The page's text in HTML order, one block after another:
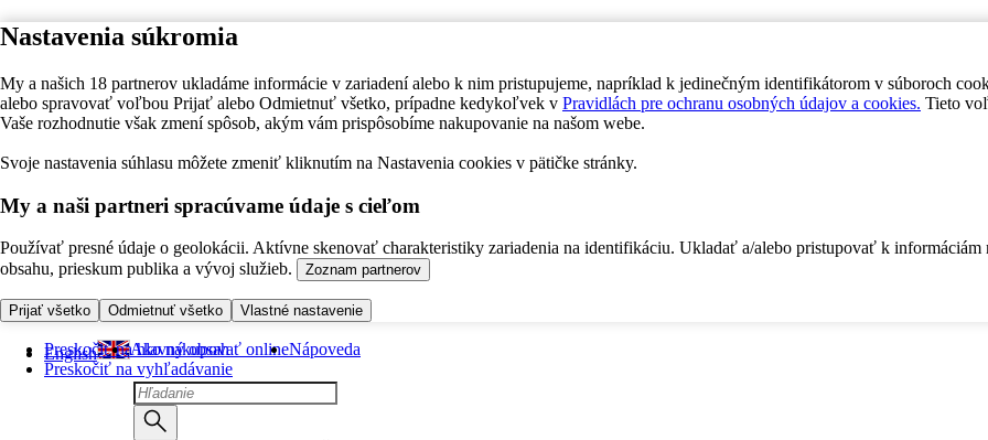
Nastavenia súkromia
My a našich 18 partnerov ukladáme informácie v zariadení alebo k nim pristupujeme, napríklad k jedinečným identifikátorom v súboroch
alebo spravovať voľbou Prijať alebo Odmietnuť všetko, prípadne kedykoľvek v Pravidlách pre ochranu osobných údajov a cookies. Tieto
Vaše rozhodnutie však zmení spôsob, akým vám prispôsobíme nakupovanie na našom webe.
Svoje nastavenia súhlasu môžete zmeniť kliknutím na Nastavenia cookies v pätičke stránky.
My a naši partneri spracúvame údaje s cieľom
Používať presné údaje o geolokácii. Aktívne skenovať charakteristiky zariadenia na identifikáciu. Ukladať a/alebo pristupovať k informáciám
obsahu, prieskum publika a vývoj služieb.
Zoznam partnerov
Prijať všetko Odmietnuť všetko Vlastné nastavenie
Preskočiť na hlavný obsah
Preskočiť na vyhľadávanie
English Ako nakupovať onlineNápoveda